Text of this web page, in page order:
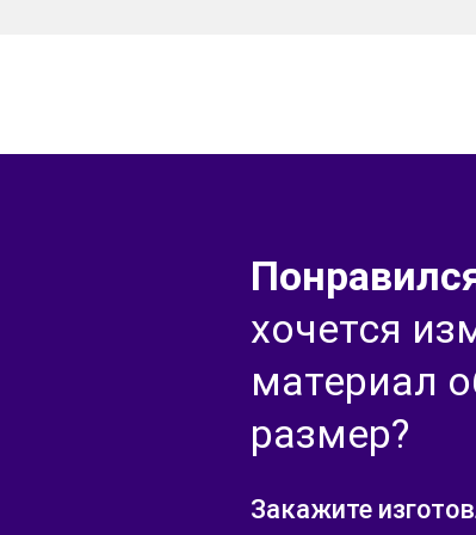
хочется
материал
размер?
Закажите